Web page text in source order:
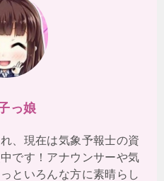
っ娘
、現在は気象予報士の資
です！アナウンサーや気
といろんな方に素晴らし